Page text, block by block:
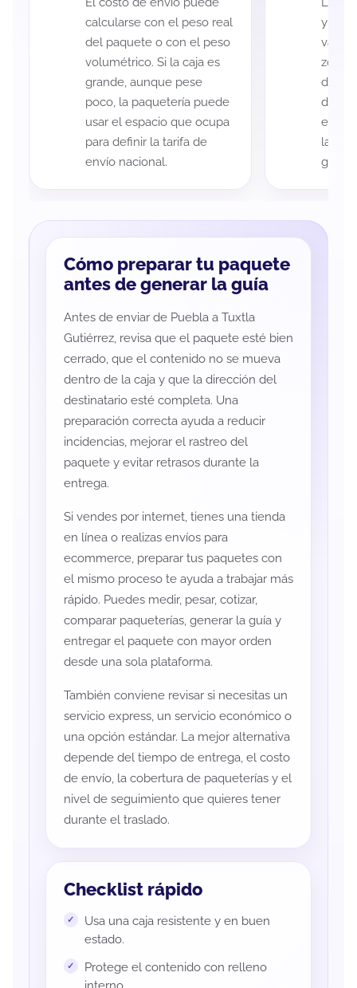
calcularse con el peso real
del paquete o con el peso
volumétrico. Si la caja es
grande, aunque pese
poco, la paquetería puede
usar el espacio que ocupa
para definir la tarifa de
envío nacional.
y
variar
zona
de
de
eso
la
guía
Cómo preparar tu paquete
antes de generar la guía
Antes de enviar de Puebla a Tuxtla
Gutiérrez, revisa que el paquete esté bien
cerrado, que el contenido no se mueva
dentro de la caja y que la dirección del
destinatario esté completa. Una
preparación correcta ayuda a reducir
incidencias, mejorar el rastreo del
paquete y evitar retrasos durante la
entrega.
Si vendes por internet, tienes una tienda
en línea o realizas envíos para
ecommerce, preparar tus paquetes con
el mismo proceso te ayuda a trabajar más
rápido. Puedes medir, pesar, cotizar,
comparar paqueterías, generar la guía y
entregar el paquete con mayor orden
desde una sola plataforma.
También conviene revisar si necesitas un
servicio express, un servicio económico o
una opción estándar. La mejor alternativa
depende del tiempo de entrega, el costo
de envío, la cobertura de paqueterías y el
nivel de seguimiento que quieres tener
durante el traslado.
Checklist rápido
Usa una caja resistente y en buen
estado.
Protege el contenido con relleno